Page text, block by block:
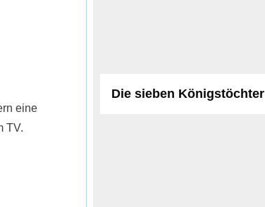
eine
TV.
Die sieben Königstöchter